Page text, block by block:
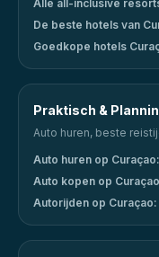
Alle all-inclusive
De beste hotels van
Goedkope hotels
Praktisch &
Auto huren, beste
Auto huren op
(2026)
Auto kopen op
Autorijden op